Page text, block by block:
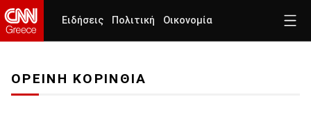
Ειδήσεις Πολιτική Οικονομία
ΟΡΕΙΝΗ ΚΟΡΙΝΘΙΑ